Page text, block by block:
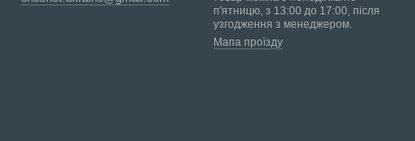
п'ятницю, з 13:00 до 17:00, після
узгодження з менеджером.
Мапа проїзду